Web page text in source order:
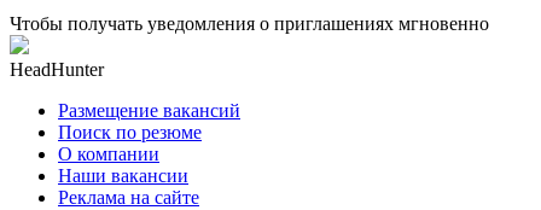
Чтобы получать уведомления о приглашениях мгновенно
HeadHunter
Размещение вакансий
Поиск по резюме
О компании
Наши вакансии
Реклама на сайте